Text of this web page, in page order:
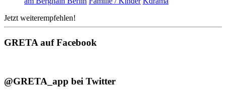
Jetzt weiterempfehlen!
GRETA auf Facebook
@GRETA_app bei Twitter